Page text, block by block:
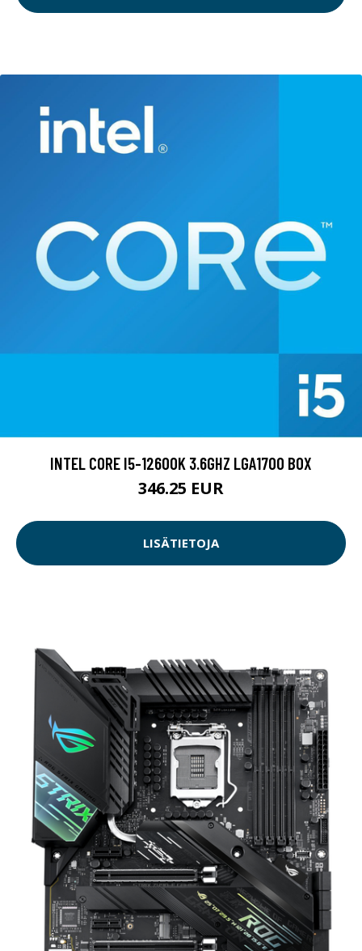
INTEL CORE I5-12600K 3.6GHZ LGA1700 BOX
346.25 EUR
LISÄTIETOJA